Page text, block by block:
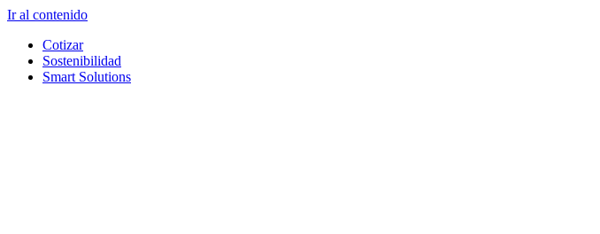
Ir al contenido
Cotizar
Sostenibilidad
Smart Solutions